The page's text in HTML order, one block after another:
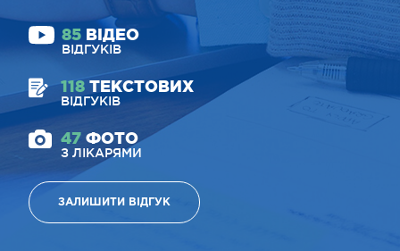
85 ВІДЕО
ВІДГУКІВ
118 ТЕКСТОВИХ
ВІДГУКІВ
47 ФОТО
З ЛІКАРЯМИ
ЗАЛИШИТИ ВІДГУК